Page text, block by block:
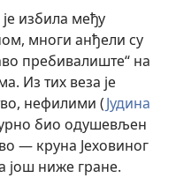
избила међу
многи анђели су
пребивалиште“ на
Из тих веза је
нефилими (Јудина
био одушевљен
— круна Јеховиног
ниже гране.